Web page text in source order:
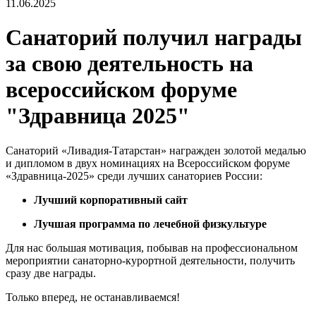
11.06.2025
Санаторий получил награды
за свою деятельность на
всероссийском форуме
"Здравница 2025"
Санаторий «Ливадия-Татарстан» награжден золотой медалью
и дипломом в двух номинациях на Всероссийском форуме
«Здравница-2025» среди лучших санаториев России:
Лучший корпоративный сайт
Лучшая программа по лечебной физкультуре
Для нас большая мотивация, побывав на профессиональном
мероприятии санаторно-курортной деятельности, получить
сразу две награды.
Только вперед, не останавливаемся!